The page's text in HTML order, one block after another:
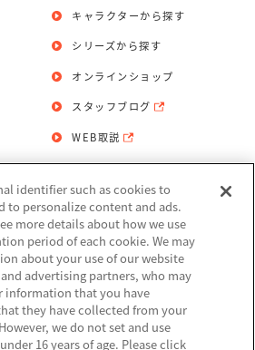
キャラクターから探す
シリーズから探す
オンラインショップ
スタッフブログ
WEB取説
せ 個人情報保護方針
Sell or Share My Personal
Information
情報
identifier such as cookies to
to personalize content and ads.
more details about how we use
period of each cookie. We may
about your use of our website
advertising partners, who may
that you have
they have collected from your
we do not set and use
16 years of age. Please click